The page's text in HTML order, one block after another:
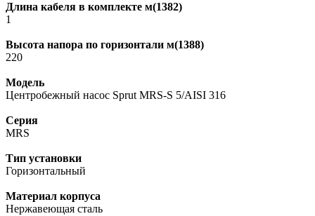
Длина кабеля в комплекте м(1382)
1
Высота напора по горизонтали м(1388)
220
Модель
Центробежный насос Sprut MRS-S 5/AISI 316
Серия
MRS
Тип установки
Горизонтальный
Материал корпуса
Нержавеющая сталь